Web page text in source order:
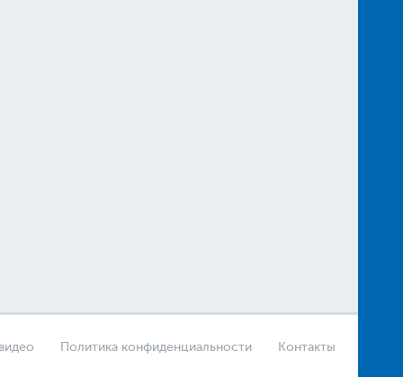
Политика конфиденциальности Контакты